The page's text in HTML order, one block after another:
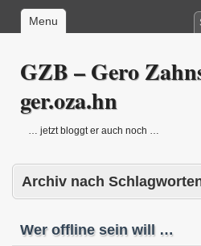
Menu
GZB – Gero
ger.oza.hn
… jetzt bloggt er auch noch …
Archiv nach
Wer offline sein will …